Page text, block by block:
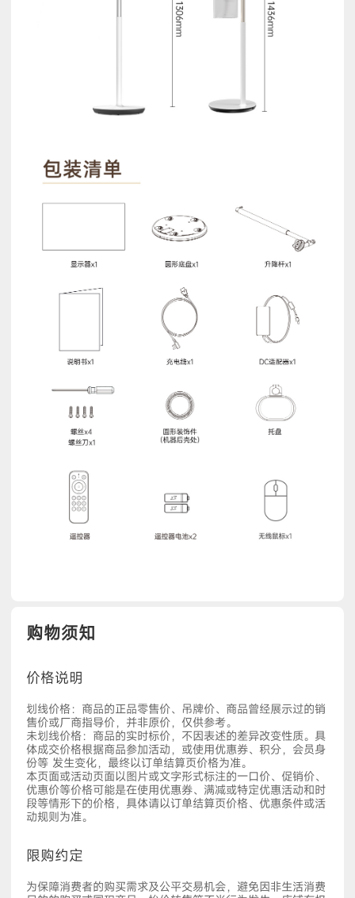
购物须知
价格说明
划线价格：商品的正品零售价、吊牌价、商品曾经展示过的销
售价或厂商指导价，并非原价，仅供参考。
未划线价格：商品的实时标价，不因表述的差异改变性质。具
体成交价格根据商品参加活动，或使用优惠券、积分，会员身
份等 发生变化，最终以订单结算页价格为准。
本页面或活动页面以图片或文字形式标注的一口价、促销价、
优惠价等价格可能是在使用优惠券、满减或特定优惠活动和时
段等情形下的价格，具体请以订单结算页价格、优惠条件或活
动规则为准。
限购约定
为保障消费者的购买需求及公平交易机会，避免因非生活消费